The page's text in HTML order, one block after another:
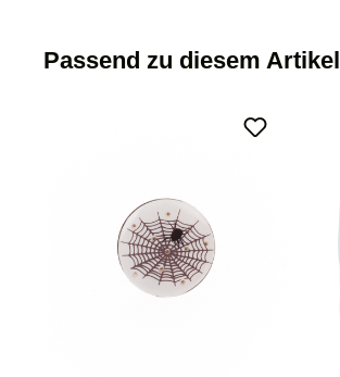
Passend zu diesem Artikel